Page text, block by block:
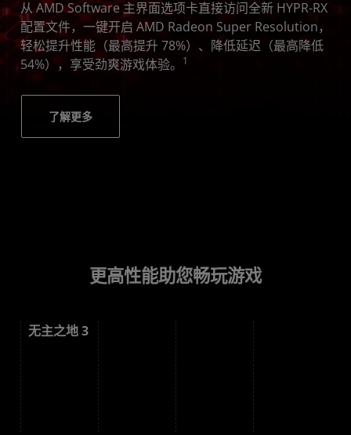
从 AMD Software 主界面选项卡直接访问全新 HYPR-RX
配置文件，一键开启 AMD Radeon Super Resolution，
轻松提升性能（最高提升 78%）、降低延迟（最高降低
54%），享受劲爽游戏体验。
1
了解更多
更高性能助您畅玩游戏
无主之地 3